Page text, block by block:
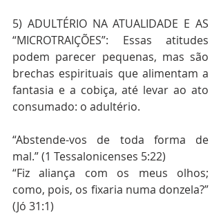
5) ADULTÉRIO NA ATUALIDADE E AS
“MICROTRAIÇÕES”: Essas atitudes
podem parecer pequenas, mas são
brechas espirituais que alimentam a
fantasia e a cobiça, até levar ao ato
consumado: o adultério.
“Abstende-vos de toda forma de
mal.” (1 Tessalonicenses 5:22)
“Fiz aliança com os meus olhos;
como, pois, os fixaria numa donzela?”
(Jó 31:1)